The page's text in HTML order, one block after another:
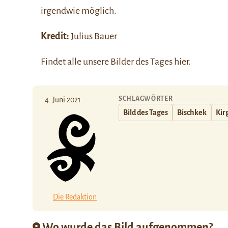
irgendwie möglich.
Kredit: Julius Bauer
Findet alle unsere Bilder des Tages hier.
4. Juni 2021
Die Redaktion
SCHLAGWÖRTER
Bild des Tages Bischkek